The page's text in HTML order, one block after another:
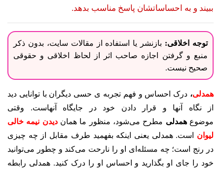
ببیند و به احساساتشان پاسخ مناسب بدهد.
توجه اخلاقی: بازنشر یا استفاده از مقالات سایت، بدون ذکر
منبع و گرفتن اجازه صاحب اثر از لحاظ اخلاقی و حقوقی
صحیح نیست.
همدلی، درک احساس و فهم تجربه ی حسی دیگران با توانایی دید
از نگاه آنها و قرار دادن خود در جایگاه آنهاست. وقتی
موضوعهمدلی مطرح می‌شود، منظور ما هماندیدن نیمه خالی
لیوان
است. همدلی یعنی اینکه بفهمید طرف مقابل از چه چیزی
در رنج است؛ چه مسئله‌ای او را نارحت می‌کند و چطور می‌توانید
خود را جای او بگذارید و احساس او را درک کنید. همدلی رابطه